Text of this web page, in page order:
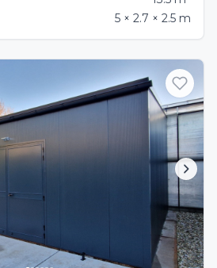
5 × 2.7 × 2.5 m